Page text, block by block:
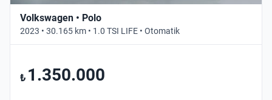
Volkswagen • Polo
2023 • 30.165 km • 1.0 TSI LIFE • Otomatik
₺ 1.350.000